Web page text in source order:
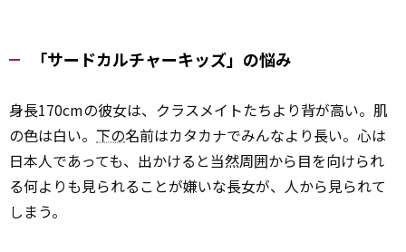
「サードカルチャーキッズ」の悩み
身長170cmの彼女は、クラスメイトたちより背が高い。肌
の色は白い。 下の名前はカタカナでみんなより長い。心は
日本人であっても、出かけると当然周囲から目を向けられ
る――何よりも見られることが嫌いな長女が、人から見られて
しまう。